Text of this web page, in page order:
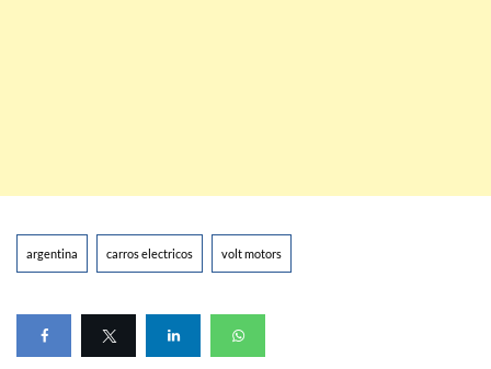
argentina carros electricos volt motors